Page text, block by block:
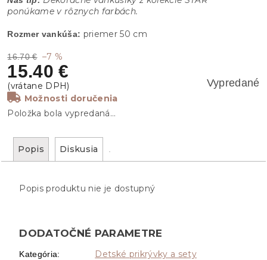
16.70 € –7 %
15.40 €
Vypredané
Možnosti doručenia
Položka bola vypredaná…
ponúkame v rôznych farbách.
Rozmer vankúša: priemer 50 cm
Popis Diskusia
Popis produktu nie je dostupný
DODATOČNÉ PARAMETRE
Kategória: Detské prikrývky a sety